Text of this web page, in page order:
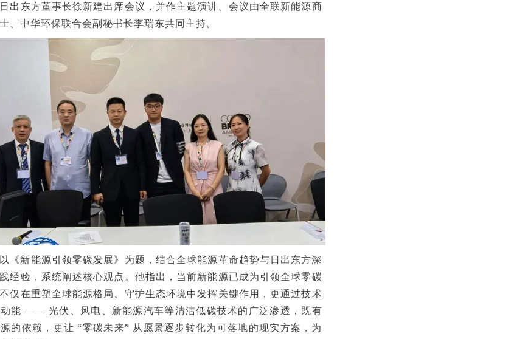
出东方董事长徐新建出席会议，并作主题演讲。会议由全联新能源商
、中华环保联合会副秘书长李瑞东共同主持。
《新能源引领零碳发展》为题，结合全球能源革命趋势与日出东方深
经验，系统阐述核心观点。他指出，当前新能源已成为引领全球零碳
仅在重塑全球能源格局、守护生态环境中发挥关键作用，更通过技术
能 —— 光伏、风电、新能源汽车等清洁低碳技术的广泛渗透，既有
的依赖，更让 “零碳未来” 从愿景逐步转化为可落地的现实方案，为